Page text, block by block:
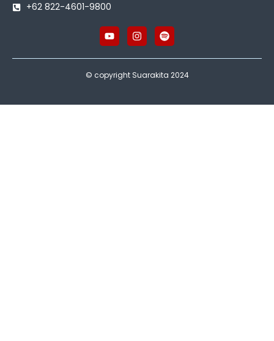
+62 822-4601-9800
© copyright Suarakita 2024